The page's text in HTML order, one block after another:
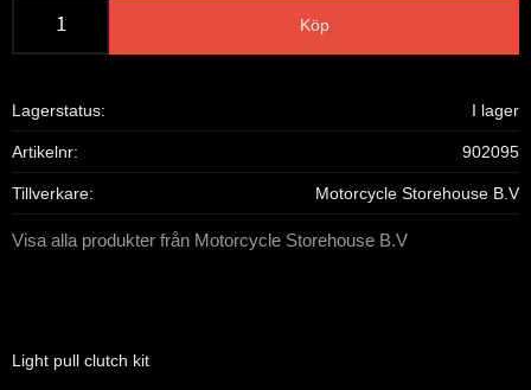
Köp
Lagerstatus I lager
Artikelnr 902095
Tillverkare Motorcycle Storehouse B.V
Visa alla produkter från Motorcycle Storehouse B.V
Light pull clutch kit